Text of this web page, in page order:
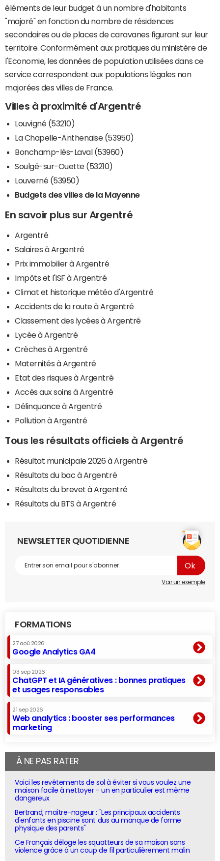
éléments de leur budget à un nombre d'habitants
"majoré" en fonction du nombre de résidences
secondaires ou de places de caravanes figurant sur leur
territoire. Conformément aux pratiques du ministère de
l'Economie, les données de population utilisées dans ce
service correspondent aux populations légales non
majorées des villes de France.
Villes à proximité d'Argentré
Louvigné (53210)
La Chapelle-Anthenaise (53950)
Bonchamp-lès-Laval (53960)
Soulgé-sur-Ouette (53210)
Louverné (53950)
Budgets des villes de la Mayenne
En savoir plus sur Argentré
Argentré
Salaires à Argentré
Prix immobilier à Argentré
Impôts et l'ISF à Argentré
Climat et historique météo d'Argentré
Accidents de la route à Argentré
Classement des lycées à Argentré
Lycée à Argentré
Crèches à Argentré
Maternités à Argentré
Etat des risques à Argentré
Accès aux soins à Argentré
Délinquance à Argentré
Pollution à Argentré
Tous les résultats officiels à Argentré
Résultat municipale 2026 à Argentré
Résultats du bac à Argentré
Résultats du brevet à Argentré
Résultats du BTS à Argentré
NEWSLETTER QUOTIDIENNE
Voir un exemple
FORMATIONS
27 aoû 2026
Google Analytics GA4
03 sep 2026
ChatGPT et IA génératives : bonnes pratiques
et usages responsables
21 sep 2026
Web analytics : booster ses performances
marketing
À NE PAS RATER
Voici les revêtements de sol à éviter si vous voulez une
maison facile à nettoyer - un en particulier est même
dangereux
Bertrand, maître-nageur : "Les principaux accidents
d'enfants en piscine sont dus au manque de forme
physique des parents"
Ce Français déloge les squatteurs de sa maison sans
violence grâce à un coup de fil particulièrement malin